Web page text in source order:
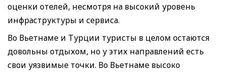
оценки отелей, несмотря на высокий уровень
инфраструктуры и сервиса.
Во Вьетнаме и Турции туристы в целом остаются
довольны отдыхом, но у этих направлений есть
свои уязвимые точки. Во Вьетнаме высоко